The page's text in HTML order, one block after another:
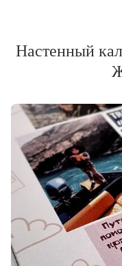
Настенный